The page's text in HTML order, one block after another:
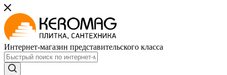
Интернет-магазин представительского класса